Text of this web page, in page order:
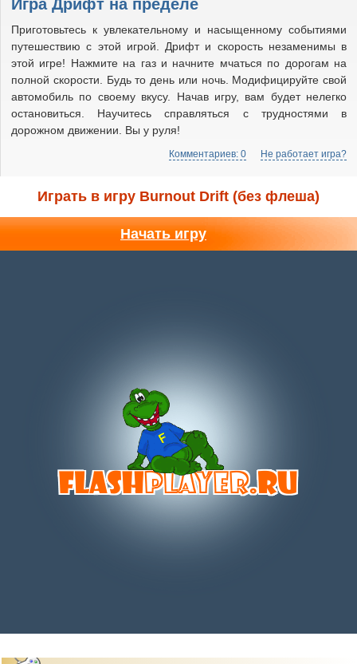
Игра Дрифт на пределе
Приготовьтесь к увлекательному и насыщенному событиями
путешествию с этой игрой. Дрифт и скорость незаменимы в
этой игре! Нажмите на газ и начните мчаться по дорогам на
полной скорости. Будь то день или ночь. Модифицируйте свой
автомобиль по своему вкусу. Начав игру, вам будет нелегко
остановиться. Научитесь справляться с трудностями в
дорожном движении. Вы у руля!
Комментариев: 0 Не работает игра?
Играть в игру Burnout Drift (без флеша)
Начать игру